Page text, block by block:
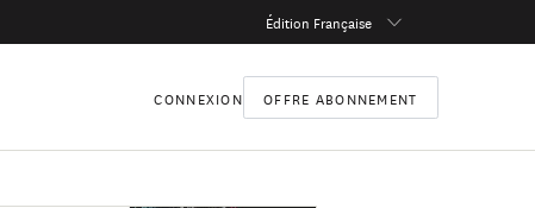
Édition Française
CONNEXION OFFRE ABONNEMENT